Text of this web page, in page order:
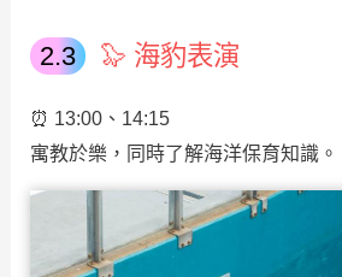
🦭 海豹表演
⏰ 13:00、14:15
寓教於樂，同時了解海洋保育知識。